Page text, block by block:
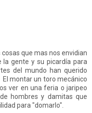
que mas nos envidian
la gente y su picardía para
del mundo han querido
montar un toro mecánico
ver en una feria o jaripeo
hombres y damitas que
para "domarlo".